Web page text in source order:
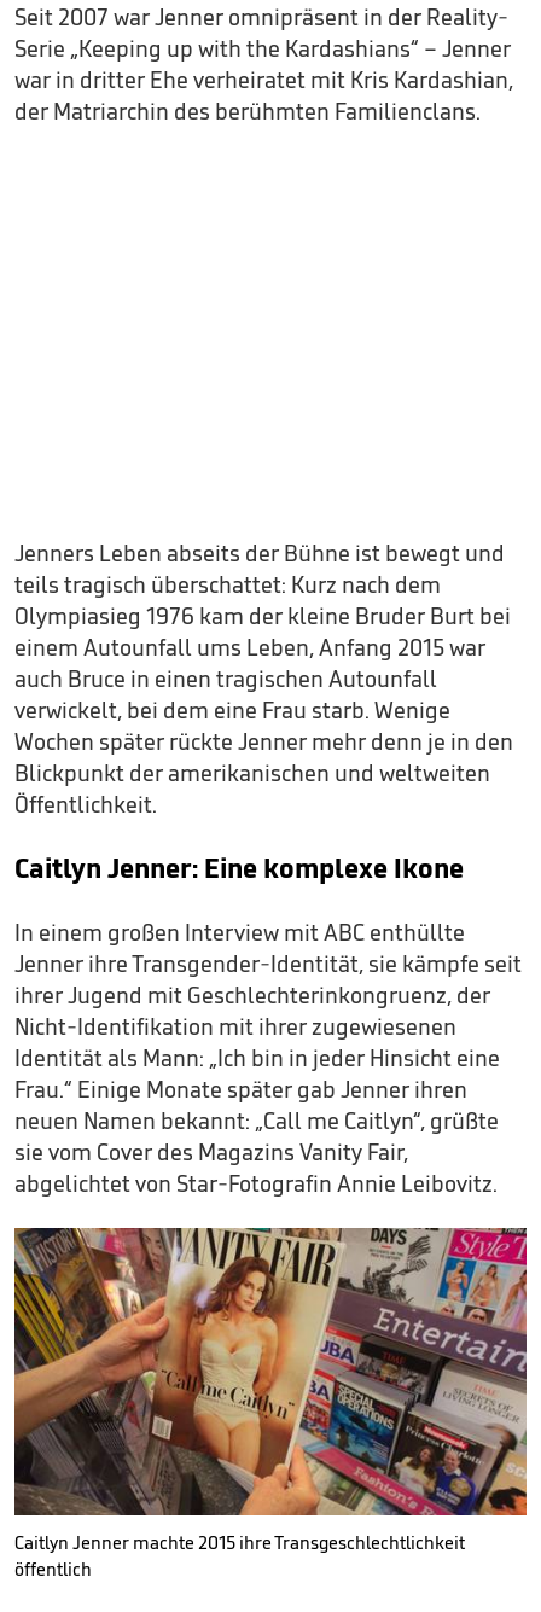
Seit 2007 war Jenner omnipräsent in der Reality-
Serie „Keeping up with the Kardashians“ – Jenner
war in dritter Ehe verheiratet mit Kris Kardashian,
der Matriarchin des berühmten Familienclans.
Jenners Leben abseits der Bühne ist bewegt und
teils tragisch überschattet: Kurz nach dem
Olympiasieg 1976 kam der kleine Bruder Burt bei
einem Autounfall ums Leben, Anfang 2015 war
auch Bruce in einen tragischen Autounfall
verwickelt, bei dem eine Frau starb. Wenige
Wochen später rückte Jenner mehr denn je in den
Blickpunkt der amerikanischen und weltweiten
Öffentlichkeit.
Caitlyn Jenner: Eine komplexe Ikone
In einem großen Interview mit ABC enthüllte
Jenner ihre Transgender-Identität, sie kämpfe seit
ihrer Jugend mit Geschlechterinkongruenz, der
Nicht-Identifikation mit ihrer zugewiesenen
Identität als Mann: „Ich bin in jeder Hinsicht eine
Frau.“ Einige Monate später gab Jenner ihren
neuen Namen bekannt: „Call me Caitlyn“, grüßte
sie vom Cover des Magazins Vanity Fair,
abgelichtet von Star-Fotografin Annie Leibovitz.
Caitlyn Jenner machte 2015 ihre Transgeschlechtlichkeit
öffentlich